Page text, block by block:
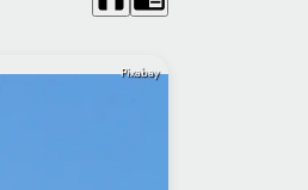
Pixabay